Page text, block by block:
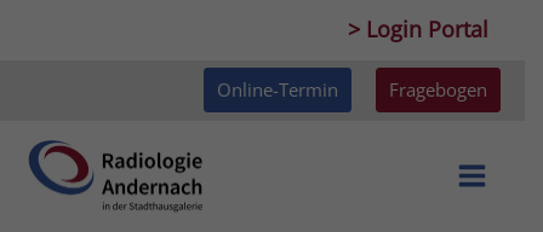
> Login Portal
Online-Termin Fragebogen